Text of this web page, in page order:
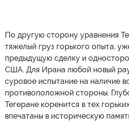
По другую сторону уравнения
тяжелый груз горького опыта,
предыдущую сделку и
США. Для Ирана любой новый
суровое испытание на наличие
противоположной стороны.
Тегеране коренится в тех
впечатаны в историческую